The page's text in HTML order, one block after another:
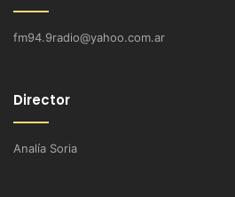
fm94.9radio@yahoo.com.ar
Director
Analía Soria